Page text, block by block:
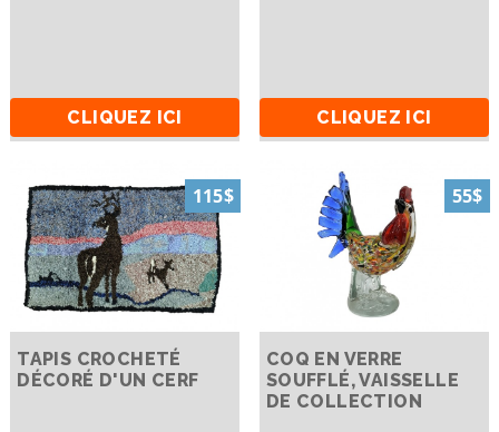
CLIQUEZ ICI CLIQUEZ ICI
115$
TAPIS CROCHETÉ
DÉCORÉ D'UN CERF
55$
COQ EN VERRE
SOUFFLÉ, VAISSELLE
DE COLLECTION